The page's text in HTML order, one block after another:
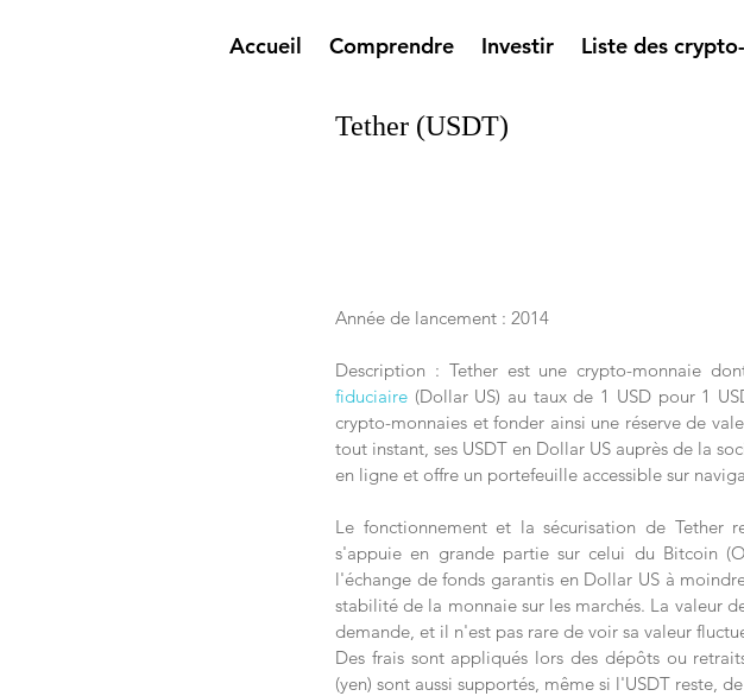
Accueil Comprendre Investir Liste des
Tether (USDT)
Année de lancement : 2014
Description : Tether est une crypto-monnaie
fiduciaire (Dollar US) au taux de 1 USD pour 1
crypto-monnaies et fonder ainsi une réserve de
tout instant, ses USDT en Dollar US auprès de la
en ligne et offre un portefeuille accessible sur
Le fonctionnement et la sécurisation de Tether
s'appuie en grande partie sur celui du Bitcoin
l'échange de fonds garantis en Dollar US à
stabilité de la monnaie sur les marchés. La valeur
demande, et il n'est pas rare de voir sa valeur
Des frais sont appliqués lors des dépôts ou
(yen) sont aussi supportés, même si l'USDT reste,